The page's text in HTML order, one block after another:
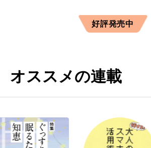
好評発売中
オススメの連載